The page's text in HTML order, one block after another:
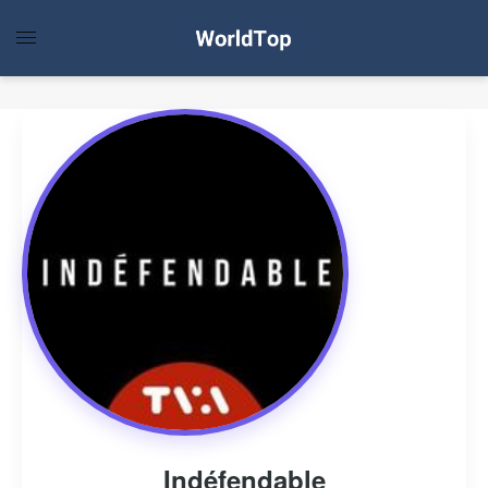
Indéfendable